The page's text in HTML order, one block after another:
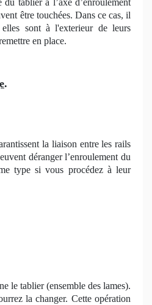
être touchées. Dans ce cas, il
sont à l'exterieur de leurs
en place.
.
la liaison entre les rails
déranger l’enroulement du
type si vous procédez à leur
le tablier (ensemble des lames).
la changer. Cette opération